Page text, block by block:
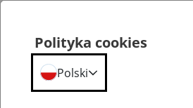
Polityka cookies
Polski